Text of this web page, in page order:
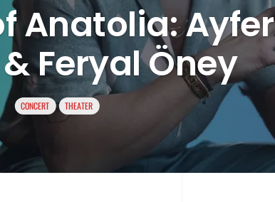
Anatolia: Ayfer
Feryal Öney
CONCERT THEATER